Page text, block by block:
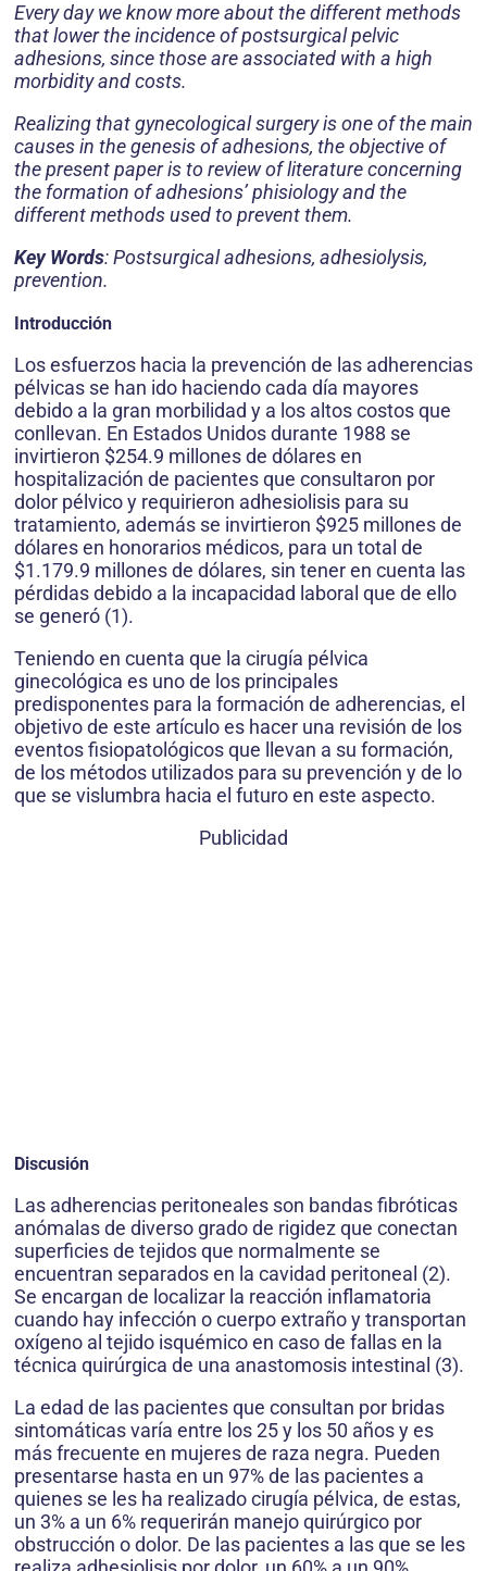
Every day we know more about the different methods
that lower the incidence of postsurgical pelvic
adhesions, since those are associated with a high
morbidity and costs.
Realizing that gynecological surgery is one of the main
causes in the genesis of adhesions, the objective of
the present paper is to review of literature concerning
the formation of adhesions’ phisiology and the
different methods used to prevent them.
Key Words: Postsurgical adhesions, adhesiolysis,
prevention.
Introducción
Los esfuerzos hacia la prevención de las adherencias
pélvicas se han ido haciendo cada día mayores
debido a la gran morbilidad y a los altos costos que
conllevan. En Estados Unidos durante 1988 se
invirtieron $254.9 millones de dólares en
hospitalización de pacientes que consultaron por
dolor pélvico y requirieron adhesiolisis para su
tratamiento, además se invirtieron $925 millones de
dólares en honorarios médicos, para un total de
$1.179.9 millones de dólares, sin tener en cuenta las
pérdidas debido a la incapacidad laboral que de ello
se generó (1).
Teniendo en cuenta que la cirugía pélvica
ginecológica es uno de los principales
predisponentes para la formación de adherencias, el
objetivo de este artículo es hacer una revisión de los
eventos fisiopatológicos que llevan a su formación,
de los métodos utilizados para su prevención y de lo
que se vislumbra hacia el futuro en este aspecto.
Publicidad
Discusión
Las adherencias peritoneales son bandas fibróticas
anómalas de diverso grado de rigidez que conectan
superficies de tejidos que normalmente se
encuentran separados en la cavidad peritoneal (2).
Se encargan de localizar la reacción inflamatoria
cuando hay infección o cuerpo extraño y transportan
oxígeno al tejido isquémico en caso de fallas en la
técnica quirúrgica de una anastomosis intestinal (3).
La edad de las pacientes que consultan por bridas
sintomáticas varía entre los 25 y los 50 años y es
más frecuente en mujeres de raza negra. Pueden
presentarse hasta en un 97% de las pacientes a
quienes se les ha realizado cirugía pélvica, de estas,
un 3% a un 6% requerirán manejo quirúrgico por
obstrucción o dolor. De las pacientes a las que se les